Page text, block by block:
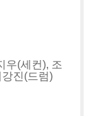
우(세컨), 조
진(드럼)